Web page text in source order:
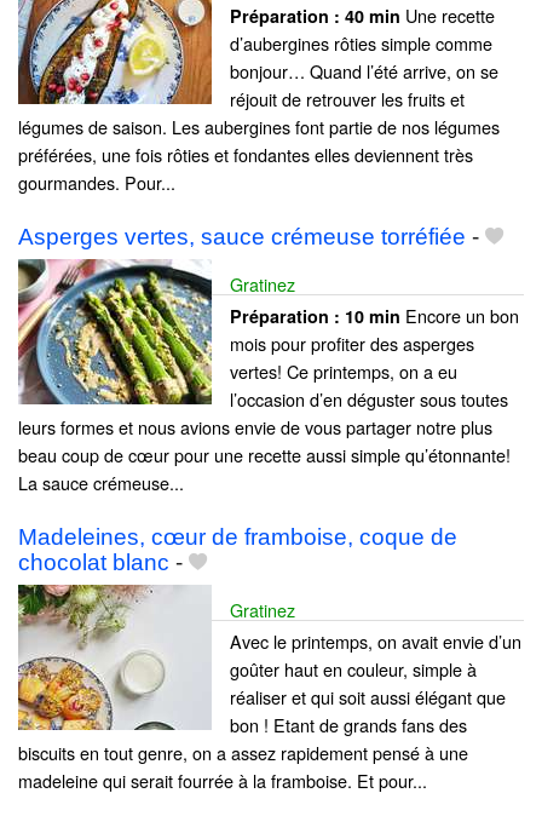
Préparation : 40 min Une recette
d’aubergines rôties simple comme
bonjour… Quand l’été arrive, on se
réjouit de retrouver les fruits et
légumes de saison. Les aubergines font partie de nos légumes
préférées, une fois rôties et fondantes elles deviennent très
gourmandes. Pour...
Asperges vertes, sauce crémeuse torréfiée -
Gratinez
Préparation : 10 min Encore un bon
mois pour profiter des asperges
vertes! Ce printemps, on a eu
l’occasion d’en déguster sous toutes
leurs formes et nous avions envie de vous partager notre plus
beau coup de cœur pour une recette aussi simple qu’étonnante!
La sauce crémeuse...
Madeleines, cœur de framboise, coque de
chocolat blanc -
Gratinez
Avec le printemps, on avait envie d’un
goûter haut en couleur, simple à
réaliser et qui soit aussi élégant que
bon ! Etant de grands fans des
biscuits en tout genre, on a assez rapidement pensé à une
madeleine qui serait fourrée à la framboise. Et pour...